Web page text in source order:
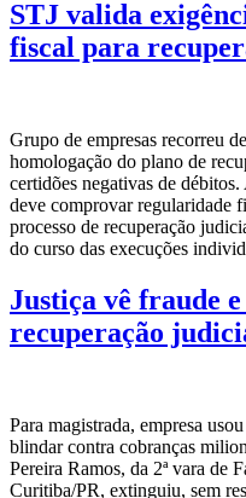
STJ valida
fiscal para
Grupo de empresas recorreu
homologação do plano de
certidões negativas de
deve comprovar regularidade
processo de recuperação
do curso das execuções
Justiça vê fraude
recuperação
Para magistrada, empresa
blindar contra cobranças
Pereira Ramos, da 2ª vara de
Curitiba/PR, extinguiu, sem